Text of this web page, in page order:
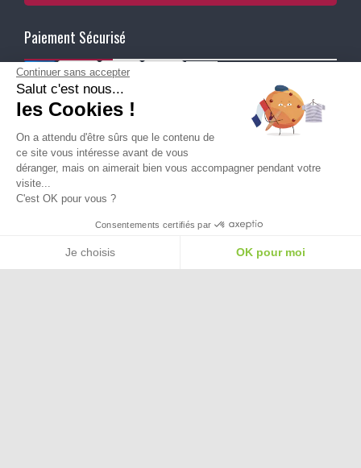
Besoin d'aide pour choisir une
taille ou une pointure ?
Paiement Sécurisé
Ma Livraison
Continuer sans accepter
Salut c'est nous...
les Cookies !
On a attendu d'être sûrs que le contenu de
ce site vous intéresse avant de vous
déranger, mais on aimerait bien vous accompagner pendant votre
visite...
C'est OK pour vous ?
Consentements certifiés par
Je choisis OK pour moi